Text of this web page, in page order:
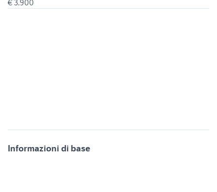
Informazioni di base